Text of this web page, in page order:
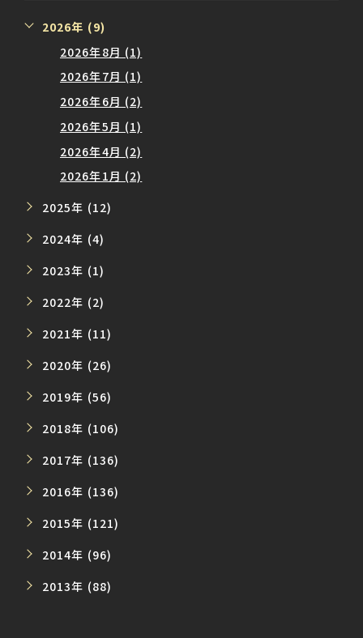
2026年 (9)
2026年8月 (1)
2026年7月 (1)
2026年6月 (2)
2026年5月 (1)
2026年4月 (2)
2026年1月 (2)
2025年 (12)
2024年 (4)
2023年 (1)
2022年 (2)
2021年 (11)
2020年 (26)
2019年 (56)
2018年 (106)
2017年 (136)
2016年 (136)
2015年 (121)
2014年 (96)
2013年 (88)